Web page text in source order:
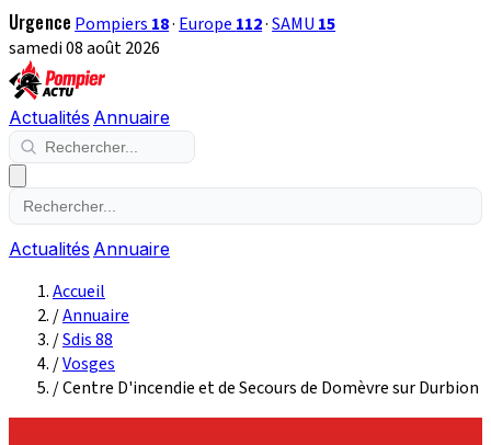
Urgence Pompiers 18· Europe 112·SAMU 15
samedi 08 août 2026
Actualités Annuaire
Actualités Annuaire
Accueil
/Annuaire
/Sdis 88
/Vosges
/Centre D'incendie et de Secours de Domèvre sur Durbion